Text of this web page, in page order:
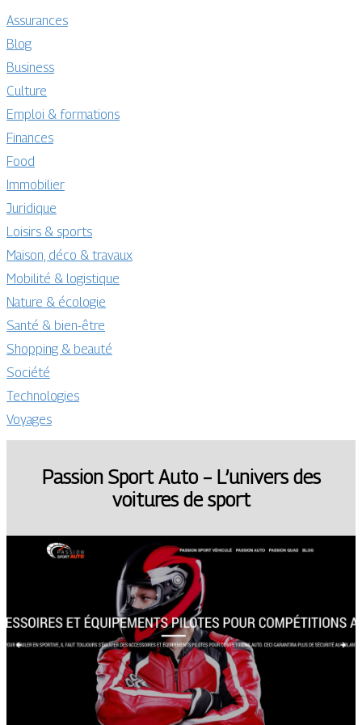
Assurances
Blog
Business
Culture
Emploi & formations
Finances
Food
Immobilier
Juridique
Loisirs & sports
Maison, déco & travaux
Mobilité & logistique
Nature & écologie
Santé & bien-être
Shopping & beauté
Société
Technologies
Voyages
Passion Sport Auto – L’univers des
voitures de sport